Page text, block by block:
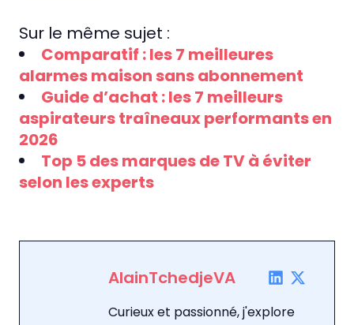
Sur le même sujet :
Comparatif : les 7 meilleures
alarmes maison sans abonnement
Guide d’achat : les 7 meilleurs
aspirateurs traîneaux performants en
2026
Top 5 des marques de TV à éviter
selon les experts
AlainTchedjeVA
Curieux et passionné, j'explore